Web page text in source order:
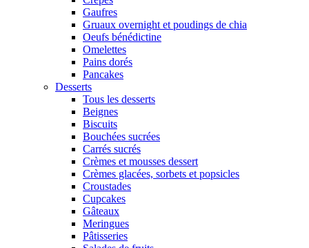
Gaufres
Gruaux overnight et poudings de chia
Oeufs bénédictine
Omelettes
Pains dorés
Pancakes
Desserts
Tous les desserts
Beignes
Biscuits
Bouchées sucrées
Carrés sucrés
Crèmes et mousses dessert
Crèmes glacées, sorbets et popsicles
Croustades
Cupcakes
Gâteaux
Meringues
Pâtisseries